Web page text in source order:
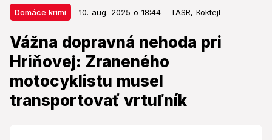
Domáce krimi 10. aug. 2025 o 18:44 TASR, Koktejl
Vážna dopravná nehoda pri
Hriňovej: Zraneného
motocyklistu musel
transportovať vrtuľník
Domáce krimi 10. aug. 2025 o 18:44
Vážna dopravná nehoda pri
Hriňovej: Zraneného motocyklistu
musel transportovať vrtuľník
Motorkár utrpel vážne zranenia.